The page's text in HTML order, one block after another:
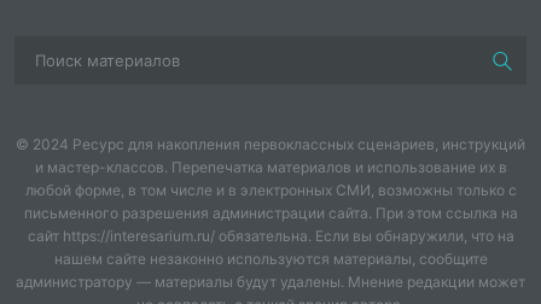
Урок № 7. «Инструменты
Выразительные средства линии.
Линейный рисунок на экране
компьютера
Урок № 8. «Что может
© 2024 Ресурс для накопления первоклассных сценариев, инструкций
и мастер-классов. Перепечатка материалов и использование их в
любой форме, в том числе и в электронных СМИ, возможны только с
письменного разрешения администрации сайта. При этом ссылка на
сайт https://interesarium.ru/ обязательна. Если вы обнаружили, что на
нашем сайте незаконно используются материалы, сообщите
администратору — материалы будут удалены. Мнение редакции может